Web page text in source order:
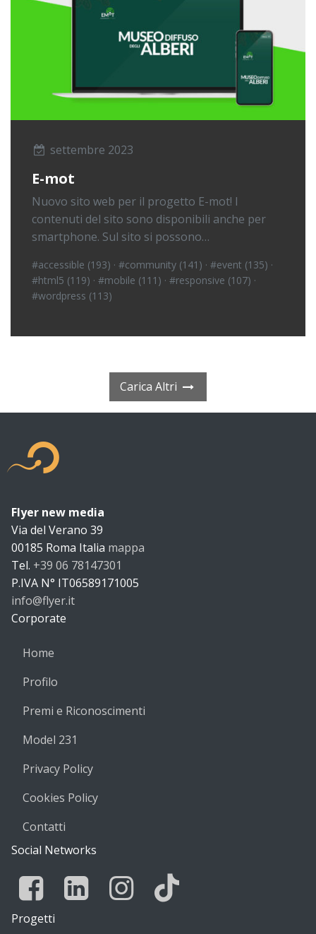
settembre 2023
E-mot
Nuovo sito web per il progetto E-mot! I
contenuti del sito sono disponibili anche per
smartphone. Sul sito si possono…
#accessible (193) · #community (141) · #event (135) ·
#html5 (119) · #mobile (111) · #responsive (107) ·
#wordpress (113)
Carica Altri
new
Flyer new media
Via del Verano 39
00185 Roma Italia mappa
Tel. +39 06 78147301
P.IVA N° IT06589171005
info@flyer.it
https://flyer.it
Corporate
Home
Profilo
Premi e Riconoscimenti
Model 231
Privacy Policy
Cookies Policy
Contatti
Social Networks
Facebook
Progetti